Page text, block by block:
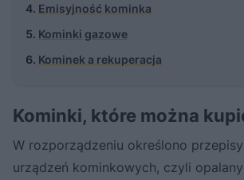
Emisyjność kominka
Kominki gazowe
Kominek a rekuperacja
Kominki, które można
W rozporządzeniu określono
urządzeń kominkowych, czyli